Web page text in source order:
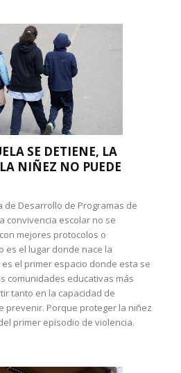
SE DETIENE, LA
NIÑEZ NO PUEDE
de Desarrollo de Programas de
convivencia escolar no se
mejores protocolos o
es el lugar donde nace la
el primer espacio donde esta se
comunidades educativas más
tanto en la capacidad de
prevenir. Porque proteger la niñez
primer episodio de violencia.